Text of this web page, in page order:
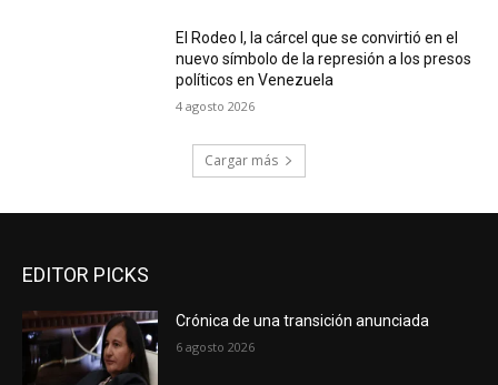
El Rodeo I, la cárcel que se convirtió en el
nuevo símbolo de la represión a los presos
políticos en Venezuela
4 agosto 2026
Cargar más
EDITOR PICKS
Crónica de una transición anunciada
6 agosto 2026